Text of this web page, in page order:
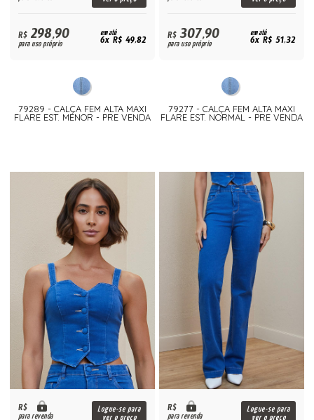
R$298,90
para uso próprio
em até
6x R$ 49,82
79289 - CALÇA FEM ALTA MAXI
FLARE EST. MENOR - PRE VENDA
R$307,90
para uso próprio
em até
6x R$ 51,32
79277 - CALÇA FEM ALTA MAXI
FLARE EST. NORMAL - PRE VENDA
R$
para revenda
Logue-se para
ver o preço
R$
para revenda
Logue-se para
ver o preço